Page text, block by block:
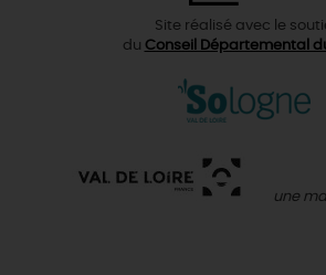
Site réalisé avec le
du Conseil Départemental
une